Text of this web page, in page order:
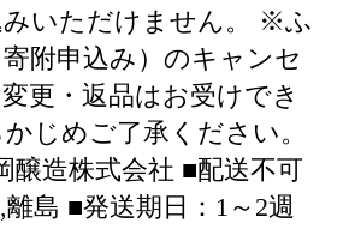
いただけません。 ※ふ
附申込み）のキャンセ
更・返品はお受けでき
じめご了承ください。
醸造株式会社 ■配送不可
島 ■発送期日：1～2週